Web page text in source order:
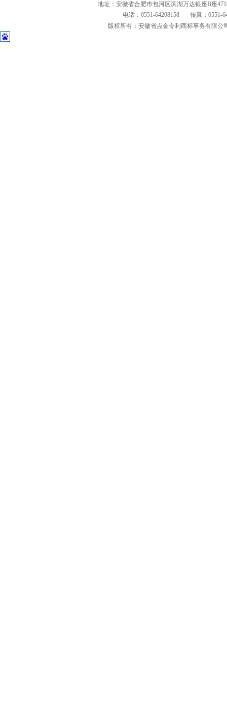
地址：安徽省合肥市包河区滨湖万达银座B座
电话：0551-64208158 传真：0551-
版权所有：安徽省点金专利商标事务有限公